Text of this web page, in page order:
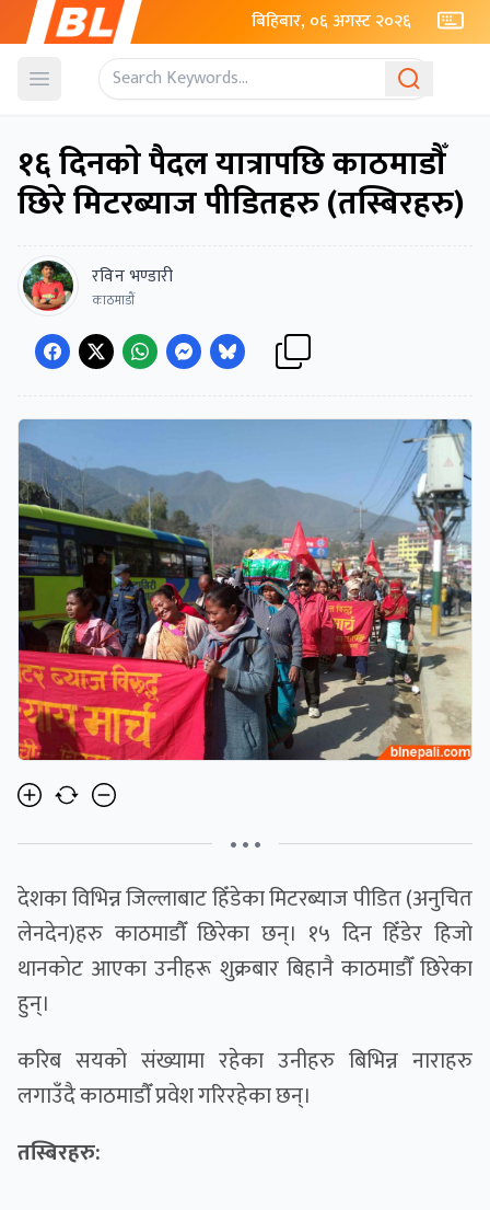
बिहिबार, ०६ अगस्ट २०२६
Open menu
१६ दिनकाे पैदल यात्रापछि काठमाडाैँ
छिरे मिटरब्याज पीडितहरु (तस्बिरहरु)
रविन भण्डारी
काठमाडाैं
• • •
देशका विभिन्न जिल्लाबाट हिँडेका मिटरब्याज पीडित (अनुचित
लेनदेन)हरु काठमाडाैँ छिरेका छन्। १५ दिन हिँडेर हिजाे
थानकाेट आएका उनीहरू शुक्रबार बिहानै काठमाडाैँ छिरेका
हुन्।
करिब सयकाे संख्यामा रहेका उनीहरु बिभिन्न नाराहरु
लगाउँदै काठमाडाैँ प्रवेश गरिरहेका छन्।
तस्बिरहरु: